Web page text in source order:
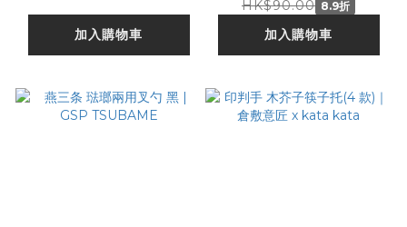
加入購物車
HK$90.00 8.9折
加入購物車